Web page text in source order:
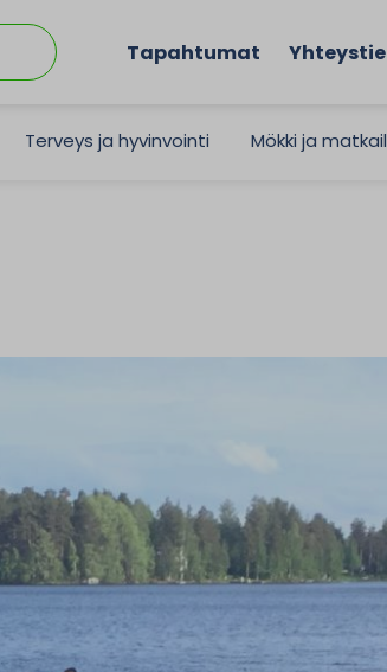
Tapahtumat
Terveys ja hyvinvointi Mökki ja